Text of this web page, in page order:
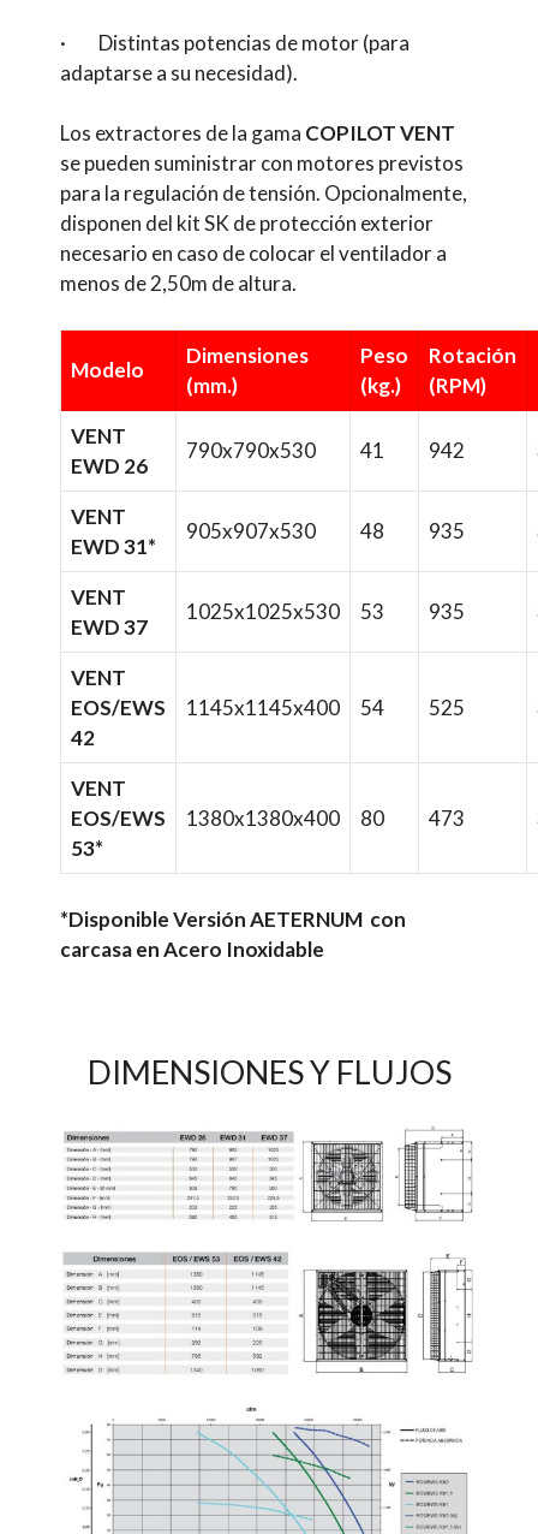
· Distintas potencias de motor (para
adaptarse a su necesidad).
Los extractores de la gama COPILOT VENT
se pueden suministrar con motores previstos
para la regulación de tensión. Opcionalmente,
disponen del kit SK de protección exterior
necesario en caso de colocar el ventilador a
menos de 2,50m de altura.
Modelo
Dimensiones
(mm.)
Peso
(kg.)
Rotación
(RPM)
VENT
EWD 26
790x790x530 41 942
VENT
EWD 31*
905x907x530 48 935
VENT
EWD 37
1025x1025x530 53 935
VENT
EOS/EWS
42
1145x1145x400 54 525
VENT
EOS/EWS
53*
1380x1380x400 80 473
*Disponible Versión AETERNUM con
carcasa en Acero Inoxidable
DIMENSIONES Y FLUJOS